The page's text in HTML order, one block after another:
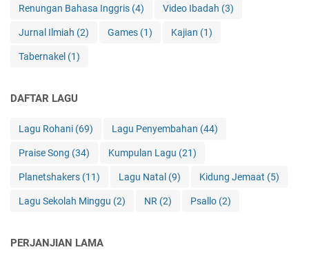
Renungan Bahasa Inggris (4) Video Ibadah (3)
Jurnal Ilmiah (2) Games (1) Kajian (1)
Tabernakel (1)
DAFTAR LAGU
Lagu Rohani (69) Lagu Penyembahan (44)
Praise Song (34) Kumpulan Lagu (21)
Planetshakers (11) Lagu Natal (9) Kidung Jemaat (5)
Lagu Sekolah Minggu (2) NR (2) Psallo (2)
PERJANJIAN LAMA